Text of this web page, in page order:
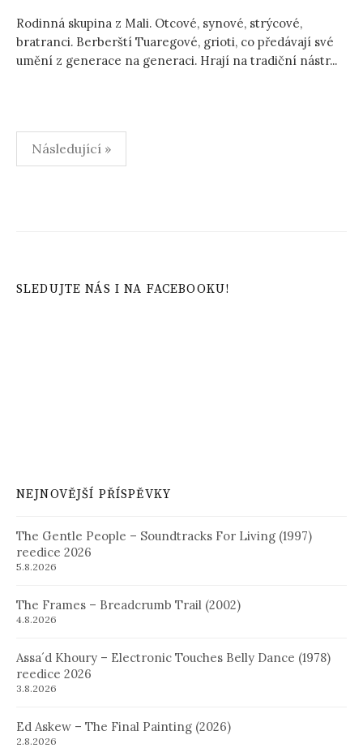
Rodinná skupina z Mali. Otcové, synové, strýcové,
bratranci. Berberští Tuaregové, grioti, co předávají své
umění z generace na generaci. Hrají na tradiční nástr...
Stránkování
příspěvků
Následující »
SLEDUJTE NÁS I NA FACEBOOKU!
NEJNOVĚJŠÍ PŘÍSPĚVKY
The Gentle People – Soundtracks For Living (1997)
reedice 2026
5.8.2026
The Frames – Breadcrumb Trail (2002)
4.8.2026
Assa´d Khoury – Electronic Touches Belly Dance (1978)
reedice 2026
3.8.2026
Ed Askew – The Final Painting (2026)
2.8.2026